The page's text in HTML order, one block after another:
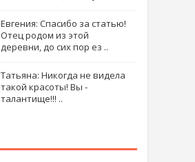
Евгения: Спасибо за статью!
Отец родом из этой
деревни, до сих пор ез ..
Татьяна: Никогда не видела
такой красоты! Вы -
талантище!!! ..